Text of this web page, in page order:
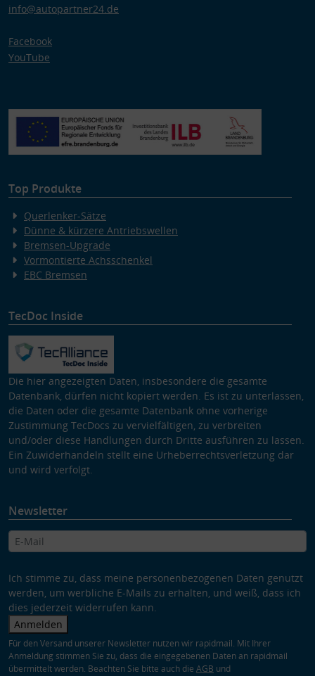
info@autopartner24.de
Facebook
YouTube
Top Produkte
Querlenker-Sätze
Dünne & kürzere Antriebswellen
Bremsen-Upgrade
Vormontierte Achsschenkel
EBC Bremsen
TecDoc Inside
Die hier angezeigten Daten, insbesondere die gesamte
Datenbank, dürfen nicht kopiert werden. Es ist zu unterlassen,
die Daten oder die gesamte Datenbank ohne vorherige
Zustimmung TecDocs zu vervielfältigen, zu verbreiten
und/oder diese Handlungen durch Dritte ausführen zu lassen.
Ein Zuwiderhandeln stellt eine Urheberrechtsverletzung dar
und wird verfolgt.
Newsletter
Ich stimme zu, dass meine personenbezogenen Daten genutzt
werden, um werbliche E-Mails zu erhalten, und weiß, dass ich
dies jederzeit widerrufen kann.
Anmelden
Für den Versand unserer Newsletter nutzen wir rapidmail. Mit Ihrer
Anmeldung stimmen Sie zu, dass die eingegebenen Daten an rapidmail
übermittelt werden. Beachten Sie bitte auch die AGB und